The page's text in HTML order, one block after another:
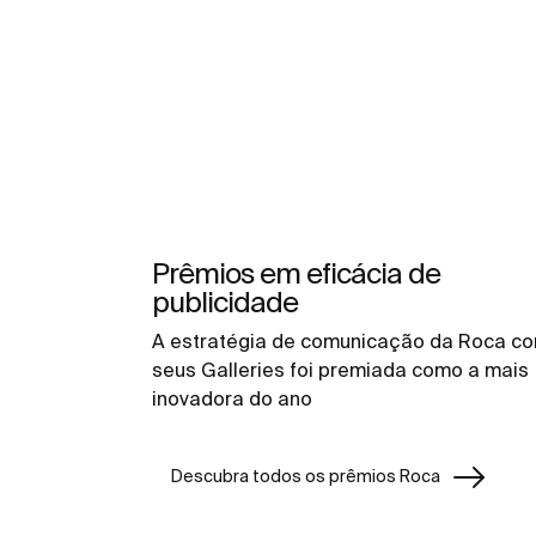
Prêmios em eficácia de
publicidade
A estratégia de comunicação da Roca
seus Galleries foi premiada como a mais
inovadora do ano
Descubra todos os prêmios Roca